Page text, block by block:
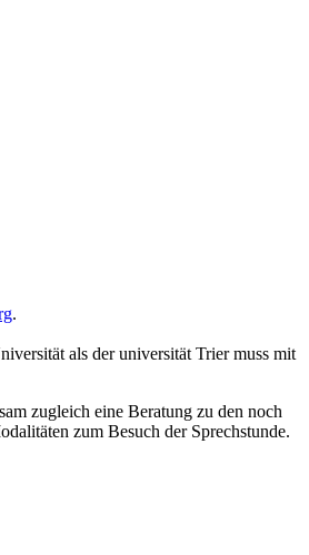
.
als der universität Trier muss mit
zugleich eine Beratung zu den noch
zum Besuch der Sprechstunde.